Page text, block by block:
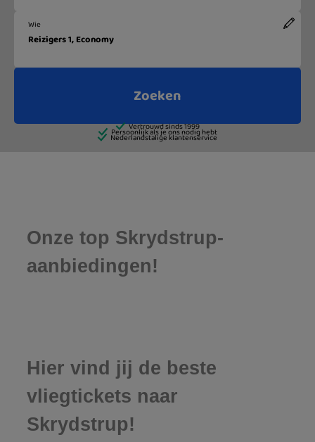
Onze top Skrydstrup-
aanbiedingen!
Hier vind jij de beste
vliegtickets naar
Skrydstrup!